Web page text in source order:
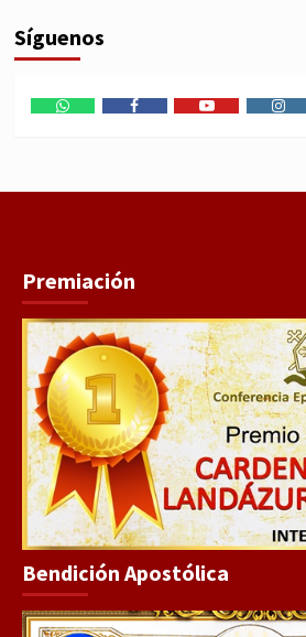
Síguenos
Premiación
Bendición Apostólica